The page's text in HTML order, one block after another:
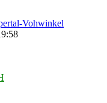
Vohwinkel